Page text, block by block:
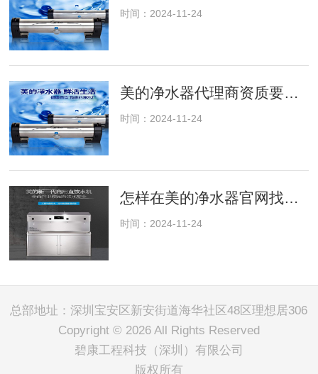
时间：2024-11-24
美的净水器代理商资质要求及审核流程
时间：2024-11-24
怎样在美的净水器官网找到适合你的净水方案？
时间：2024-11-24
总部地址：深圳宝安区新安街道海华社区48区理想居306
Copyright © 2026 All Rights Reserved
碧康工程科技（深圳）有限公司
版权所有